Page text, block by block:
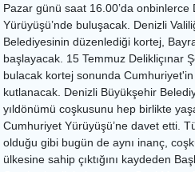
Pazar günü saat 16.00’da onbinlerce
Yürüyüşü’nde buluşacak. Denizli
Belediyesinin düzenlediği kortej,
başlayacak. 15 Temmuz Delikliçınar
bulacak kortej sonunda
kutlanacak. Denizli Büyükşehir
yıldönümü coşkusunu hep birlikte
Cumhuriyet Yürüyüşü’ne davet etti.
olduğu gibi bugün de aynı inanç,
ülkesine sahip çıktığını kaydeden